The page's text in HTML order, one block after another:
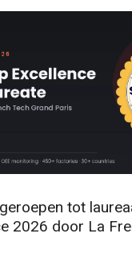
tot
2026 door La